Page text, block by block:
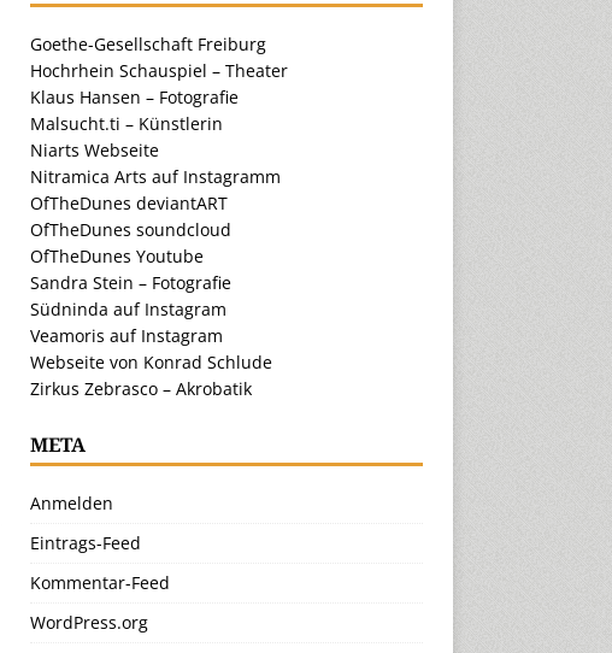
Goethe-Gesellschaft Freiburg
Hochrhein Schauspiel – Theater
Klaus Hansen – Fotografie
Malsucht.ti – Künstlerin
Niarts Webseite
Nitramica Arts auf Instagramm
OfTheDunes deviantART
OfTheDunes soundcloud
OfTheDunes Youtube
Sandra Stein – Fotografie
Südninda auf Instagram
Veamoris auf Instagram
Webseite von Konrad Schlude
Zirkus Zebrasco – Akrobatik
META
Anmelden
Eintrags-Feed
Kommentar-Feed
WordPress.org